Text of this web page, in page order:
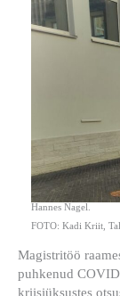
Hannes Nagel.
FOTO: Kadi Kriit,
Magistritöö
puhkenud
kriisiüksustes